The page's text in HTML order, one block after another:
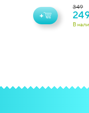
+
349
В